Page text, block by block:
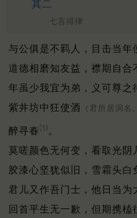
其二
七言排律
与公俱是不羁人，目击当年
道德相磨知友益，襟期自合
年虽少我宜为弟，义可尊之
紫井坊中狂使酒
（君所居洞名
醉寻春⑴ 。
莫嗟颜色无何变，看取光阴
胶漆心坚犹似旧，雪霜头白
君儿又作吾门士，他日当为
回首平生无一歉，但期携榼